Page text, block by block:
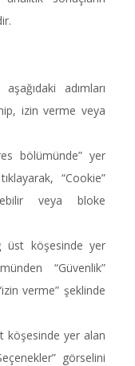
adımları
izin verme veya
bölümünde” yer
“Cookie”
veya bloke
üst köşesinde yer
“Güvenlik”
verme” şeklinde
köşesinde yer alan
görselini